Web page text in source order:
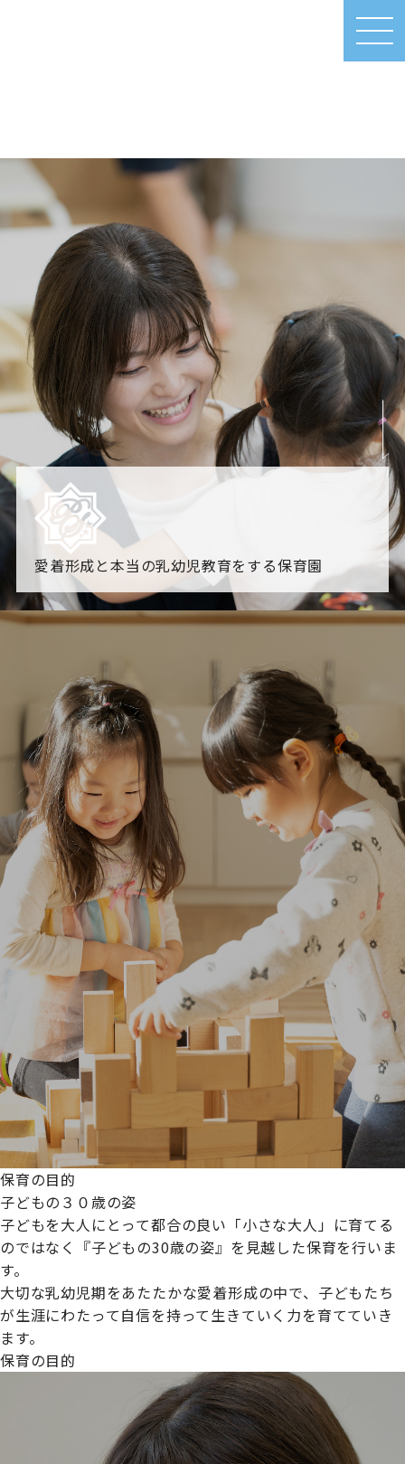
MEN
U
愛着形成と本当の乳幼児教育をする保育園
園からのお知らせ
「すくすく子育て」でリトルスター保育園が紹介されま
各園のブログ
2026.08.06 赤しそジュース作り～にじ組～2026.08.0
5 【そら組】誕生会
一覧を見る
プライムスターほいくえんグループは女性が安心して働き
続けられる環境づくりに取り組んでおり、厚生労働省の
【えるぼし認定(☆☆)】
保育の目的
子どもの３０歳の姿
子どもを大人にとって都合の良い「小さな大人」に育てる
のではなく『子どもの30歳の姿』を見越した保育を行いま
す。
大切な乳幼児期をあたたかな愛着形成の中で、子どもたち
が生涯にわたって自信を持って生きていく力を育てていき
ます。
保育の目的